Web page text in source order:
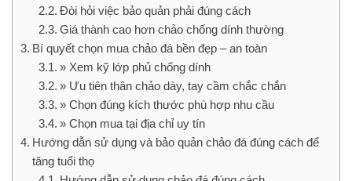
Đòi hỏi việc bảo quản phải đúng cách
Giá thành cao hơn chảo chống dính thường
Bí quyết chọn mua chảo đá bền đẹp – an toàn
» Xem kỹ lớp phủ chống dính
» Ưu tiên thân chảo dày, tay cầm chắc chắn
» Chọn đúng kích thước phù hợp nhu cầu
» Chọn mua tại địa chỉ uy tín
Hướng dẫn sử dụng và bảo quản chảo đá đúng cách để
tăng tuổi thọ